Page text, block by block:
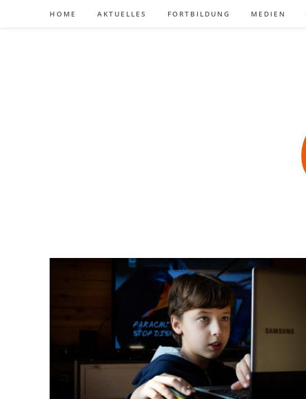
HOME AKTUELLES FORTBILDUNG MEDIEN